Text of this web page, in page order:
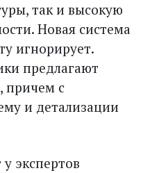
так и высокую
Новая система
игнорирует.
предлагают
причем с
и детализации
экспертов